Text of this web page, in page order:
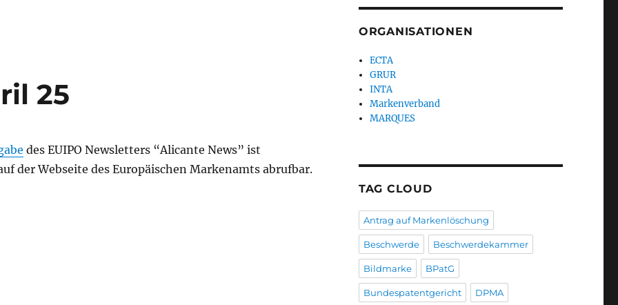
25
des EUIPO Newsletters “Alicante News” ist
der Webseite des Europäischen Markenamts abrufbar.
ORGANISATIONEN
ECTA
GRUR
INTA
Markenverband
MARQUES
TAG CLOUD
Antrag auf Markenlöschung
Beschwerde Beschwerdekammer
Bildmarke BPatG
Bundespatentgericht DPMA